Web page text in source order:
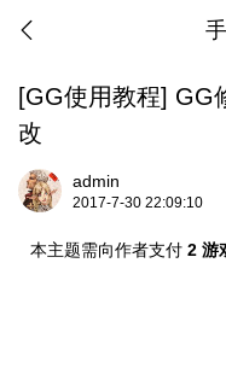
[GG使用教程] GG
改
admin
2017-7-30 22:09:10
本主题需向作者支付 2 游